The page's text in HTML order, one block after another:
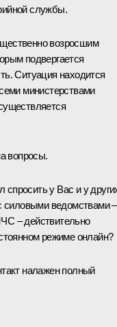
службы.
возросшим
подвергается
Ситуация находится
министерствами
вопросы.
спросить у Вас и у
силовыми ведомствами –
– действительно
режиме онлайн?
налажен полный